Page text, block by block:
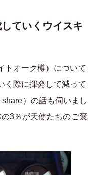
ていくウイスキ
トオーク樽）について
く際に揮発して減って
）の話も伺いまし
3％が天使たちのご褒